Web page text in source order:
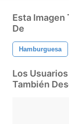
Esta Imagen
De
Hamburguesa
Los
También